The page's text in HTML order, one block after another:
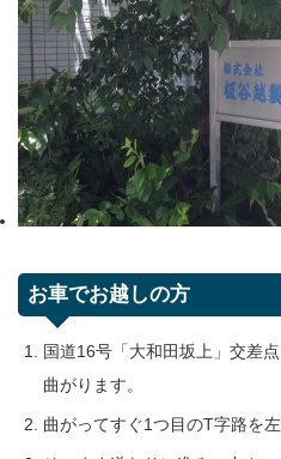
お車でお越しの方
国道16号「大和田坂上」交差
曲がります。
曲がってすぐ1つ目のT字路を左